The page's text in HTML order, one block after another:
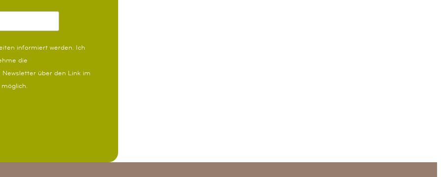
informiert werden. Ich
die
über den Link im